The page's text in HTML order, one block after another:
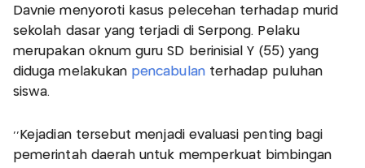
Davnie menyoroti kasus pelecehan terhadap murid
sekolah dasar yang terjadi di Serpong. Pelaku
merupakan oknum guru SD berinisial Y (55) yang
diduga melakukan pencabulanterhadap puluhan
siswa.
‘’Kejadian tersebut menjadi evaluasi penting bagi
pemerintah daerah untuk memperkuat bimbingan